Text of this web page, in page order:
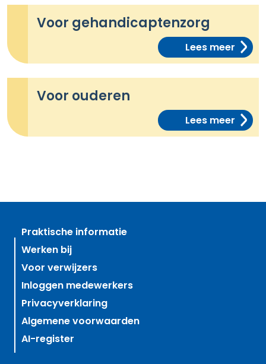
Voor gehandicaptenzorg
Lees meer
Voor ouderen
Lees meer
Praktische informatie
Werken bij
Voor verwijzers
Inloggen medewerkers
Privacyverklaring
Algemene voorwaarden
AI-register